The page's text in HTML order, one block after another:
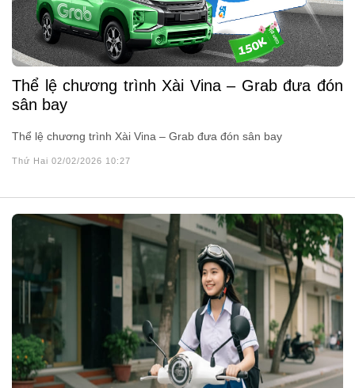
Thể lệ chương trình Xài Vina – Grab đưa đón
sân bay
Thể lệ chương trình Xài Vina – Grab đưa đón sân bay
Thứ Hai 02/02/2026 10:27